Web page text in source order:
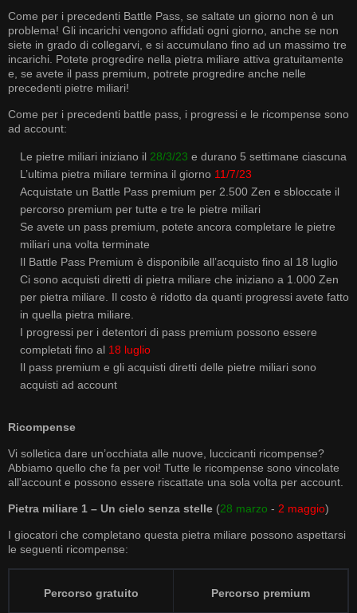
Come per i precedenti Battle Pass, se saltate un giorno non è un
problema! Gli incarichi vengono affidati ogni giorno, anche se non
siete in grado di collegarvi, e si accumulano fino ad un massimo tre
incarichi. Potete progredire nella pietra miliare attiva gratuitamente
e, se avete il pass premium, potrete progredire anche nelle
precedenti pietre miliari!
Come per i precedenti battle pass, i progressi e le ricompense sono
ad account:
Le pietre miliari iniziano il 28/3/23 e durano 5 settimane ciascuna
L’ultima pietra miliare termina il giorno 11/7/23
Acquistate un Battle Pass premium per 2.500 Zen e sbloccate il
percorso premium per tutte e tre le pietre miliari
Se avete un pass premium, potete ancora completare le pietre
miliari una volta terminate
Il Battle Pass Premium è disponibile all’acquisto fino al 18 luglio
Ci sono acquisti diretti di pietra miliare che iniziano a 1.000 Zen
per pietra miliare. Il costo è ridotto da quanti progressi avete fatto
in quella pietra miliare.
I progressi per i detentori di pass premium possono essere
completati fino al 18 luglio
Il pass premium e gli acquisti diretti delle pietre miliari sono
acquisti ad account
Ricompense
Vi solletica dare un’occhiata alle nuove, luccicanti ricompense?
Abbiamo quello che fa per voi! Tutte le ricompense sono vincolate
all'account e possono essere riscattate una sola volta per account.
Pietra miliare 1 – Un cielo senza stelle (28 marzo - 2 maggio)
I giocatori che completano questa pietra miliare possono aspettarsi
le seguenti ricompense:
Percorso gratuito Percorso premium